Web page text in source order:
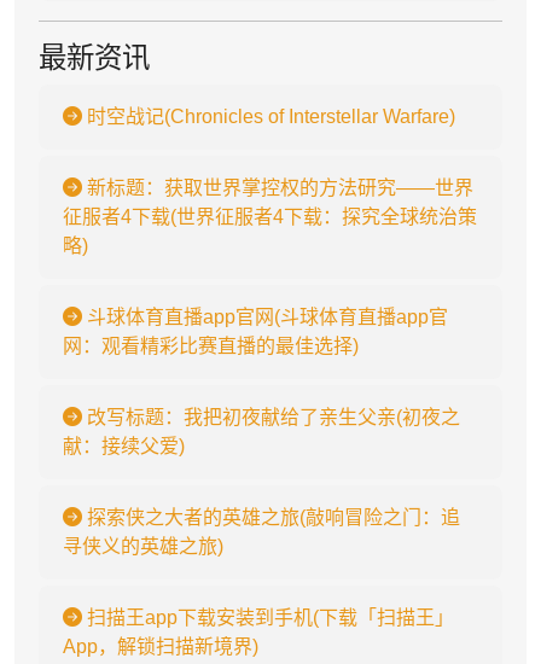
最新资讯
时空战记(Chronicles of Interstellar Warfare)
新标题：获取世界掌控权的方法研究——世界
征服者4下载(世界征服者4下载：探究全球统治策
略)
斗球体育直播app官网(斗球体育直播app官
网：观看精彩比赛直播的最佳选择)
改写标题：我把初夜献给了亲生父亲(初夜之
献：接续父爱)
探索侠之大者的英雄之旅(敲响冒险之门：追
寻侠义的英雄之旅)
扫描王app下载安装到手机(下载「扫描王」
App，解锁扫描新境界)